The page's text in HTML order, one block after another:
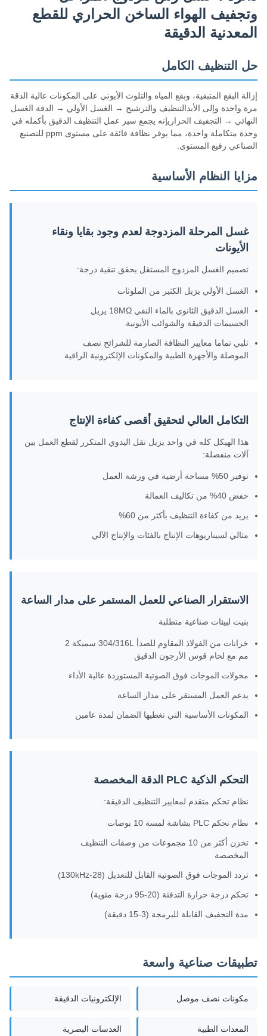
وتجفيف الهواء الساخن الحراري للقطع
المعدنية الدقيقة
حل التنظيف الكامل
إزالة البقع المتبقية، وبقع المياه والتلوث الأيوني على المكونات عالية الدقة
مرة واحدة وإلى الأبدالتنظيف والترشيح → الغسل الأولي → الدقة الغسل
النهائي → التجفيف الحراريإنه يجمع سير عمل التنظيف الدقيق بأكمله في
وحدة متكاملة واحدة، مما يوفر نظافة فائقة على مستوى ppm للتصنيع
الصناعي رفيع المستوى.
مزايا النظام الأساسية
غسل المرحلة المزدوجة لعدم وجود بقايا ونقاء
الأيونات
تصميم الغسل المزدوج المستقل يحقق تنقية درجة:
الغسل الأولي يزيل الكثير من الملوثات
الغسل الدقيق الثانوي بالماء النقي 18MΩ يزيل
الجسيمات الدقيقة والشوائب الأيونية
تلبي تماما معايير النظافة الصارمة للشرائح نصف
الموصلة والأجهزة الطبية والمكونات الإلكترونية الراقية
التكامل العالي لتحقيق أقصى كفاءة الإنتاج
هذا الهيكل كله في واحد يزيل نقل اليدوي المتكرر لقطع العمل بين
آلات منفصلة:
توفير 50% مساحة أرضية في ورشة العمل
خفض 40% من تكاليف العمالة
يزيد من كفاءة التنظيف بأكثر من 60%
مثالي لسيناريوهات الإنتاج بالفئات والإنتاج الآلي
الاستقرار الصناعي للعمل المستمر على مدار الساعة
بنيت لبيئات صناعية متطلبة
خزانات من الفولاذ المقاوم للصدأ 304/316L سميكة 2
مم مع لحام قوس الأرجون الدقيق
محولات الموجات فوق الصوتية المستوردة عالية الأداء
يدعم العمل المستقر على مدار الساعة
المكونات الأساسية التي تغطيها الضمان لمدة عامين
التحكم الذكية PLC الدقة المخصصة
نظام تحكم متقدم لمعايير التنظيف الدقيقة:
نظام تحكم PLC بشاشة لمسة 10 بوصات
تخزن أكثر من 10 مجموعات من وصفات التنظيف
المخصصة
تردد الموجات فوق الصوتية القابل للتعديل (28-130kHz)
تحكم درجة حرارة التدفئة (20-95 درجة مئوية)
مدة التجفيف القابلة للبرمجة (3-15 دقيقة)
تطبيقات صناعية واسعة
مكونات نصف موصل الإلكترونيات الدقيقة
المعدات الطبية العدسات البصرية